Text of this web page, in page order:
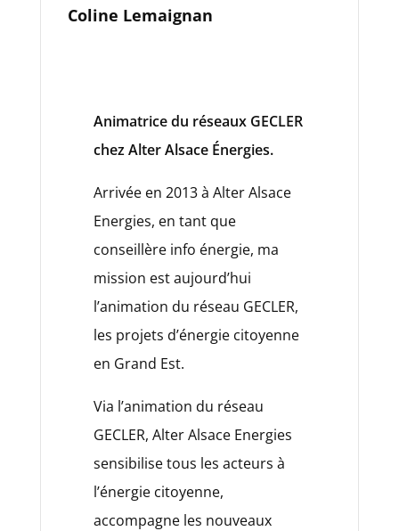
Coline Lemaignan
Animatrice du réseaux GECLER
chez Alter Alsace Énergies.
Arrivée en 2013 à Alter Alsace
Energies, en tant que
conseillère info énergie, ma
mission est aujourd’hui
l’animation du réseau GECLER,
les projets d’énergie citoyenne
en Grand Est.
Via l’animation du réseau
GECLER, Alter Alsace Energies
sensibilise tous les acteurs à
l’énergie citoyenne,
accompagne les nouveaux